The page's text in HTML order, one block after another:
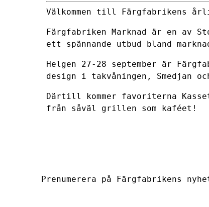
Välkommen till Färgfabrikens
Färgfabriken Marknad är en av
ett spännande utbud bland
Helgen 27-28 september är
design i takvåningen, Smedjan
Därtill kommer favoriterna
från såväl grillen som kaféet!
Prenumerera på Färgfabrikens